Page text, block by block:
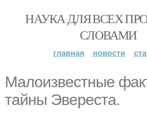
НАУКА ДЛЯ ВСЕХ
СЛОВАМИ
главная новости
Малоизвестные
тайны Эвереста.